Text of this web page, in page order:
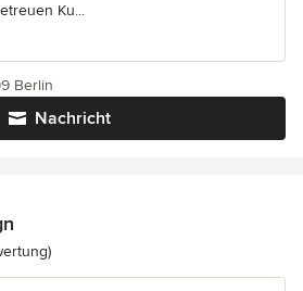
Ku...
Nachricht
Berlin
5 von 5 Sternen